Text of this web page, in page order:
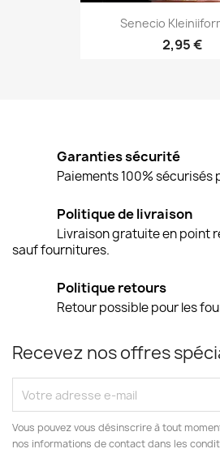
Aperçu
Senecio
2,95 €
Garanties sécurité
Paiements 100% sécurisés
Politique de livraison
Livraison gratuite en point
sauf fournitures.
Politique retours
Retour possible pour les
Recevez nos offres
Vous pouvez vous désinscrire à tout
nos informations de contact dans les